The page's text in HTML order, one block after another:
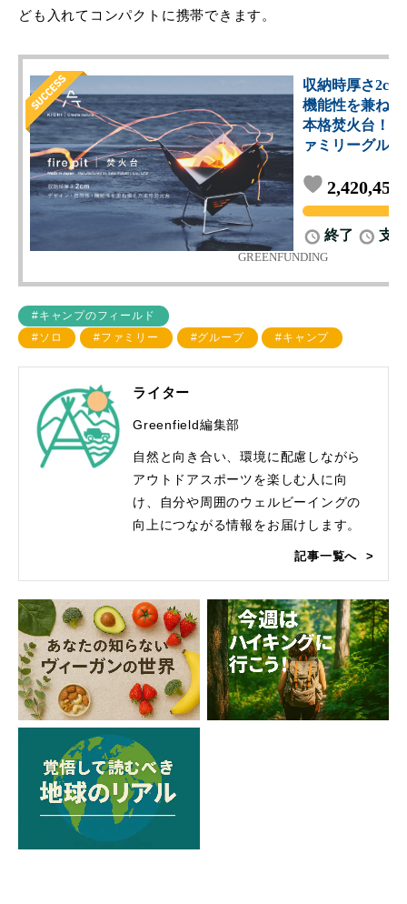
ども入れてコンパクトに携帯できます。
#キャンプのフィールド
#ソロ
#ファミリー #グループ #キャンプ
ライター
Greenfield編集部
自然と向き合い、環境に配慮しながら
アウトドアスポーツを楽しむ人に向
け、自分や周囲のウェルビーイングの
向上につながる情報をお届けします。
記事一覧へ